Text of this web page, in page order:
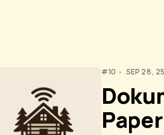
#10 SEP 28, 25